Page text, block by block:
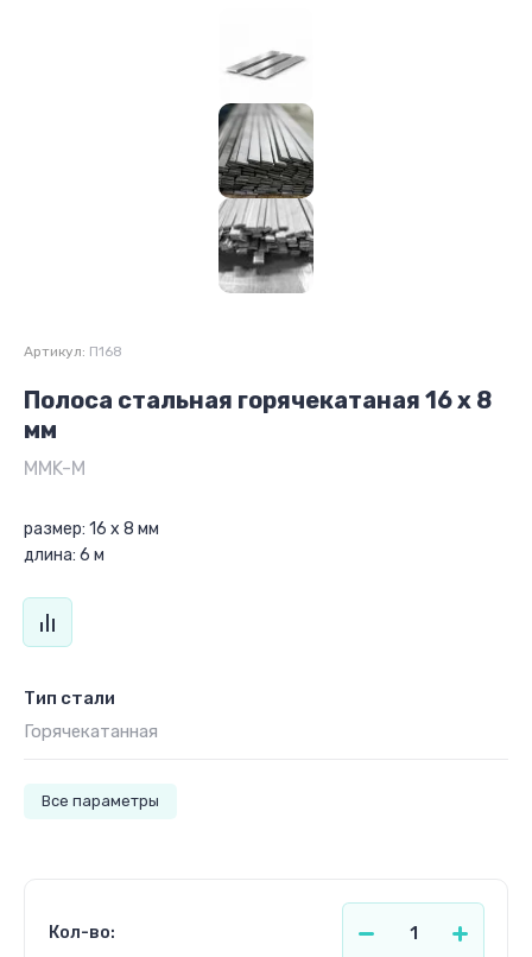
Артикул: П168
Полоса стальная горячекатаная 16 х 8
мм
MMK-M
размер: 16 х 8 мм
длина: 6 м
Тип стали
Горячекатанная
Все параметры
Кол-во: